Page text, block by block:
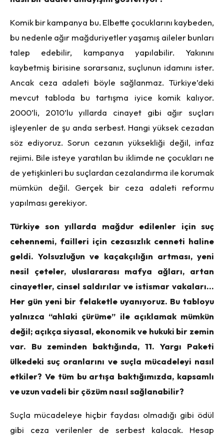
Komik bir kampanya bu. Elbette çocuklarını kaybeden,
bu nedenle ağır mağduriyetler yaşamış aileler bunları
talep edebilir, kampanya yapılabilir. Yakınını
kaybetmiş birisine sorarsanız, suçlunun idamını ister.
Ancak ceza adaleti böyle sağlanmaz. Türkiye’deki
mevcut tabloda bu tartışma iyice komik kalıyor.
2000’li, 2010’lu yıllarda cinayet gibi ağır suçları
işleyenler de şu anda serbest. Hangi yüksek cezadan
söz ediyoruz. Sorun cezanın yüksekliği değil, infaz
rejimi. Bile isteye yaratılan bu iklimde ne çocukları ne
de yetişkinleri bu suçlardan cezalandırma ile korumak
mümkün değil. Gerçek bir ceza adaleti reformu
yapılması gerekiyor.
Türkiye son yıllarda mağdur edilenler için suç
cehennemi, failleri için cezasızlık cenneti haline
geldi. Yolsuzluğun ve kaçakçılığın artması, yeni
nesil çeteler, uluslararası mafya ağları, artan
cinayetler, cinsel saldırılar ve istismar vakaları…
Her gün yeni bir felaketle uyanıyoruz. Bu tabloyu
yalnızca “ahlaki çürüme” ile açıklamak mümkün
değil; açıkça siyasal, ekonomik ve hukuki bir zemin
var. Bu zeminden baktığında, 11. Yargı Paketi
ülkedeki suç oranlarını ve suçla mücadeleyi nasıl
etkiler? Ve tüm bu artışa baktığımızda, kapsamlı
ve uzun vadeli bir çözüm nasıl sağlanabilir?
Suçla mücadeleye hiçbir faydası olmadığı gibi ödül
gibi ceza verilenler de serbest kalacak. Hesap